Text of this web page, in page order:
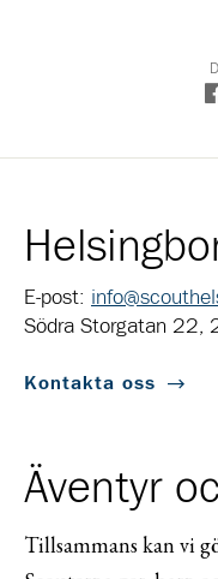
E-post:
Södra Storgatan 22,
Kontakta oss
Äventyr
Tillsammans kan vi